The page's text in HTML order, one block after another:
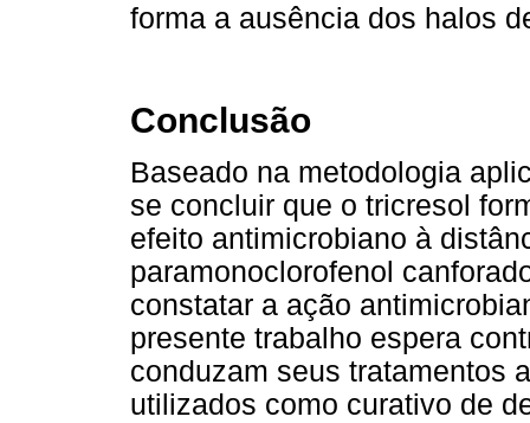
forma a ausência dos halos
Conclusão
Baseado na metodologia
se concluir que o tricresol
efeito antimicrobiano à
paramonoclorofenol
constatar a ação
presente trabalho espera
conduzam seus tratamentos
utilizados como curativo de